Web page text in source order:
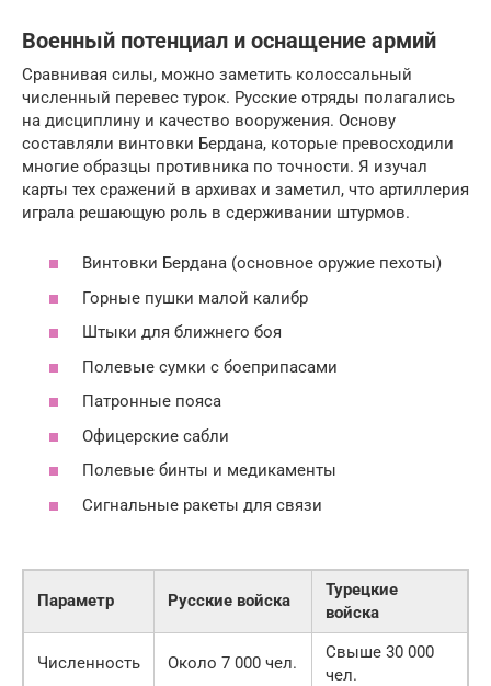
Военный потенциал и оснащение армий
Сравнивая силы, можно заметить колоссальный
численный перевес турок. Русские отряды полагались
на дисциплину и качество вооружения. Основу
составляли винтовки Бердана, которые превосходили
многие образцы противника по точности. Я изучал
карты тех сражений в архивах и заметил, что артиллерия
играла решающую роль в сдерживании штурмов.
Винтовки Бердана (основное оружие пехоты)
Горные пушки малой калибр
Штыки для ближнего боя
Полевые сумки с боеприпасами
Патронные пояса
Офицерские сабли
Полевые бинты и медикаменты
Сигнальные ракеты для связи
Параметр Русские войска
Турецкие
войска
Численность Около 7 000 чел.
Свыше 30 000
чел.